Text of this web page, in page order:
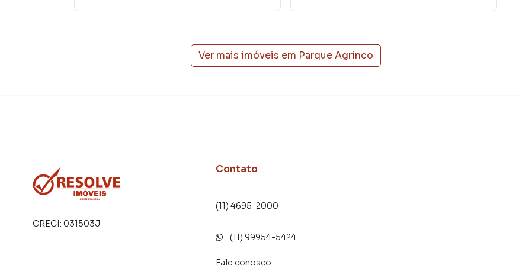
Ver mais imóveis em Parque Agrinco
CRECI: 031503J
Contato
(11) 4695-2000
(11) 99954-5424
Fale conosco